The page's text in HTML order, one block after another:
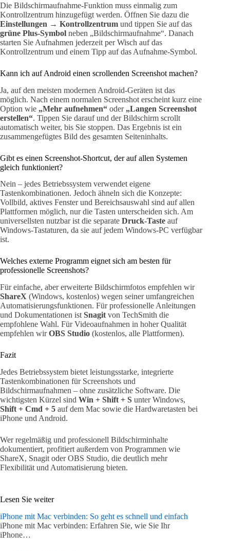
Die Bildschirmaufnahme-Funktion muss einmalig zum
Kontrollzentrum hinzugefügt werden. Öffnen Sie dazu die
Einstellungen → Kontrollzentrum und tippen Sie auf das
grüne Plus-Symbol neben „Bildschirmaufnahme“. Danach
starten Sie Aufnahmen jederzeit per Wisch auf das
Kontrollzentrum und einem Tipp auf das Aufnahme-Symbol.
Kann ich auf Android einen scrollenden Screenshot machen?
Ja, auf den meisten modernen Android-Geräten ist das
möglich. Nach einem normalen Screenshot erscheint kurz eine
Option wie „Mehr aufnehmen“ oder „Langen Screenshot
erstellen“. Tippen Sie darauf und der Bildschirm scrollt
automatisch weiter, bis Sie stoppen. Das Ergebnis ist ein
zusammengefügtes Bild des gesamten Seiteninhalts.
Gibt es einen Screenshot-Shortcut, der auf allen Systemen
gleich funktioniert?
Nein – jedes Betriebssystem verwendet eigene
Tastenkombinationen. Jedoch ähneln sich die Konzepte:
Vollbild, aktives Fenster und Bereichsauswahl sind auf allen
Plattformen möglich, nur die Tasten unterscheiden sich. Am
universellsten nutzbar ist die separate Druck-Taste auf
Windows-Tastaturen, da sie auf jedem Windows-PC verfügbar
ist.
Welches externe Programm eignet sich am besten für
professionelle Screenshots?
Für einfache, aber erweiterte Bildschirmfotos empfehlen wir
ShareX (Windows, kostenlos) wegen seiner umfangreichen
Automatisierungsfunktionen. Für professionelle Anleitungen
und Dokumentationen ist Snagit von TechSmith die
empfohlene Wahl. Für Videoaufnahmen in hoher Qualität
empfehlen wirOBS Studio (kostenlos, alle Plattformen).
Fazit
Jedes Betriebssystem bietet leistungsstarke, integrierte
Tastenkombinationen für Screenshots und
Bildschirmaufnahmen – ohne zusätzliche Software. Die
wichtigsten Kürzel sind Win + Shift + S unter Windows,
Shift + Cmd + 5 auf dem Mac sowie die Hardwaretasten bei
iPhone und Android.
Wer regelmäßig und professionell Bildschirminhalte
dokumentiert, profitiert außerdem von Programmen wie
ShareX, Snagit oder OBS Studio, die deutlich mehr
Flexibilität und Automatisierung bieten.
Lesen Sie weiter
iPhone mit Mac verbinden: So geht es schnell und einfach
iPhone mit Mac verbinden: Erfahren Sie, wie Sie Ihr
iPhone…